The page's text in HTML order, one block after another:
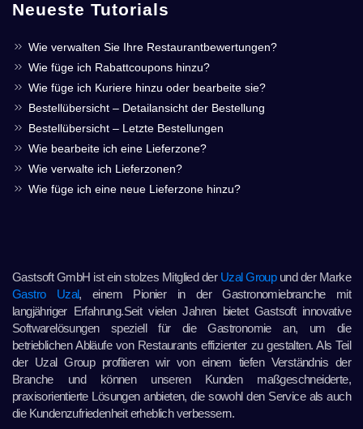
Neueste Tutorials
Wie verwalten Sie Ihre Restaurantbewertungen?
Wie füge ich Rabattcoupons hinzu?
Wie füge ich Kuriere hinzu oder bearbeite sie?
Bestellübersicht – Detailansicht der Bestellung
Bestellübersicht – Letzte Bestellungen
Wie bearbeite ich eine Lieferzone?
Wie verwalte ich Lieferzonen?
Wie füge ich eine neue Lieferzone hinzu?
Gastsoft GmbH ist ein stolzes Mitglied der Uzal Groupund der Marke
Gastro Uzal, einem Pionier in der Gastronomiebranche mit
langjähriger Erfahrung.Seit vielen Jahren bietet Gastsoft innovative
Softwarelösungen speziell für die Gastronomie an, um die
betrieblichen Abläufe von Restaurants effizienter zu gestalten. Als Teil
der Uzal Group profitieren wir von einem tiefen Verständnis der
Branche und können unseren Kunden maßgeschneiderte,
praxisorientierte Lösungen anbieten, die sowohl den Service als auch
die Kundenzufriedenheit erheblich verbessern.